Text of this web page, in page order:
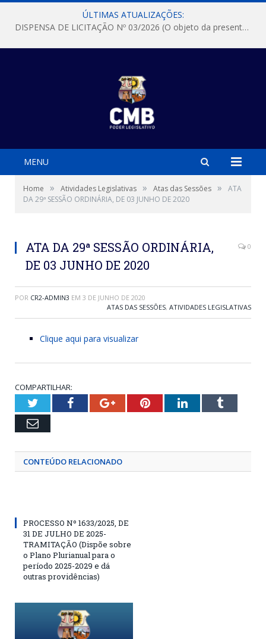
ÚLTIMAS ATUALIZAÇÕES:
DISPENSA DE LICITAÇÃO Nº 03/2026 (O objeto da presente dispensa é a escolha da proposta mais vantajosa para a aquisição, de aparelhos de ar condicionado, tipo Split, com material de instalação e fogão industrial, conforme condições, quantidades e exigências estabelecidas no termo de referencia e neste aviso de contratação direta e seus anexos)
MENU
Home » Atividades Legislativas » Atas das Sessões »
ATA
DA 29ª SESSÃO ORDINÁRIA, DE 03 JUNHO DE 2020
ATA DA 29ª SESSÃO ORDINÁRIA,
DE 03 JUNHO DE 2020
0
POR CR2-ADMIN3 EM 3 DE JUNHO DE 2020
ATAS DAS SESSÕES, ATIVIDADES LEGISLATIVAS
Clique aqui para visualizar
COMPARTILHAR:
TwitterFacebookGoogle+PinterestLinkedInTumblr
Email
CONTEÚDO RELACIONADO
PROCESSO Nº 1633/2025, DE
31 DE JULHO DE 2025-
TRAMITAÇÃO (Dispõe sobre
o Plano Plurianual para o
período 2025-2029 e dá
outras providências)